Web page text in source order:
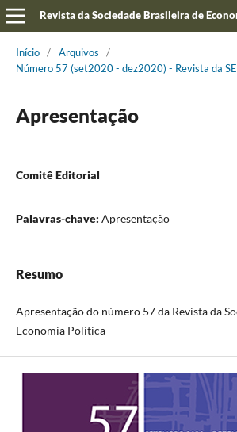
Revista da Sociedade Brasileira de
Início / Arquivos
/
Número 57 (set2020 - dez2020) - Revista da
Apresentação
Comitê Editorial
Palavras-chave: Apresentação
Resumo
Apresentação do número 57 da Revista da
Economia Política